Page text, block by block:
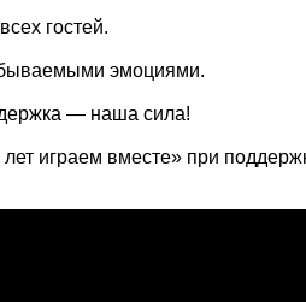
гостей.
эмоциями.
— наша сила!
играем вместе» при